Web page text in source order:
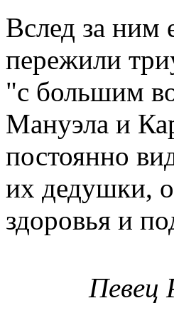
Вслед за ним
пережили
"с большим
Мануэла и
постоянно
их дедушки,
здоровья и
Певец